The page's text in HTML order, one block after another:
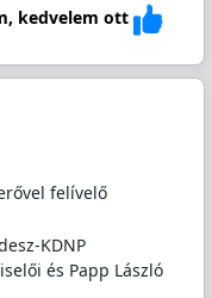
kedvelem ott
felívelő
KDNP
és Papp László